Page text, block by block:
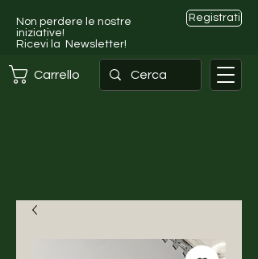
Non perdere le nostre
iniziative!
Ricevi la Newsletter!
Registrati
Carrello